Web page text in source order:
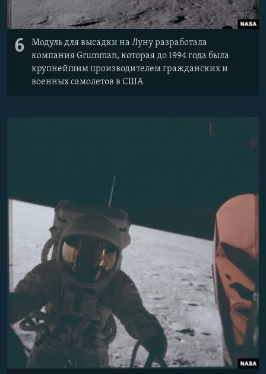
6
Модуль для высадки на Луну разработала
компания Grumman, которая до 1994 года была
крупнейшим производителем гражданских и
военных самолетов в США